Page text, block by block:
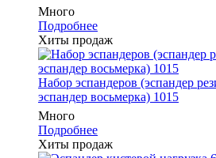
Много
Подробнее
Хиты продаж
Набор эспандеров (эспандер
эспандер восьмерка) 1015
Много
Подробнее
Хиты продаж